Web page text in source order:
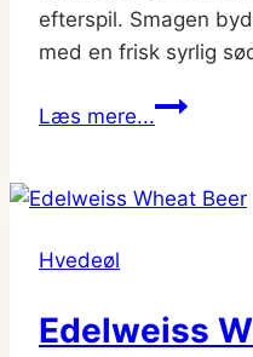
efterspil. Smagen
med en frisk syrlig
Læs mere...
Hvedeøl
Edelweiss